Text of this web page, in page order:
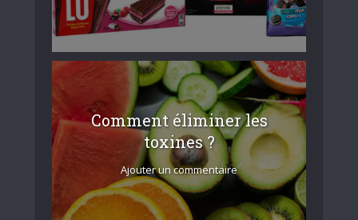
Comment éliminer les
toxines ?
Ajouter un commentaire